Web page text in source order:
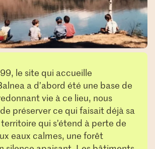
le site qui accueille
a d’abord été une base de
vie à ce lieu, nous
préserver ce qui faisait déjà sa
qui s’étend à perte de
eaux calmes, une forêt